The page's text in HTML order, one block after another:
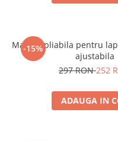
-15%
Masuta pliabila pentru
ajustabila
297 RON252
ADAUGA IN